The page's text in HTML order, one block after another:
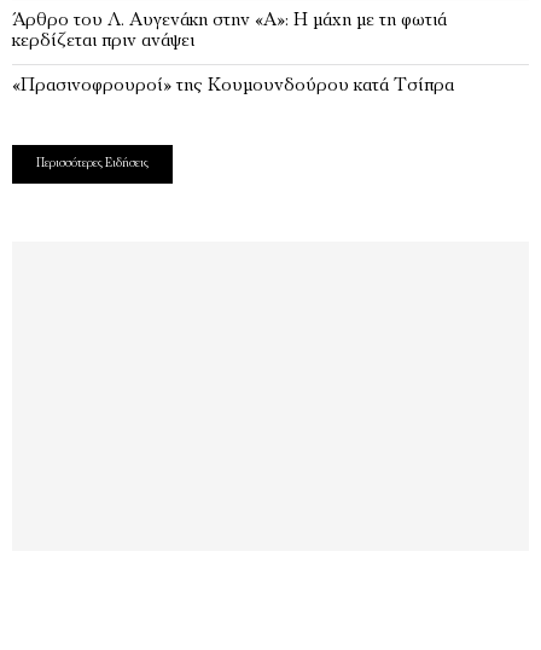
Άρθρο του Λ. Αυγενάκη στην «Α»: Η μάχη με τη φωτιά
κερδίζεται πριν ανάψει
«Πρασινοφρουροί» της Κουμουνδούρου κατά Τσίπρα
Περισσότερες Ειδήσεις